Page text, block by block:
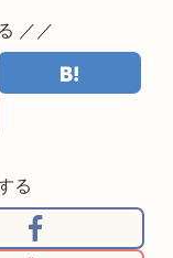
／／
る